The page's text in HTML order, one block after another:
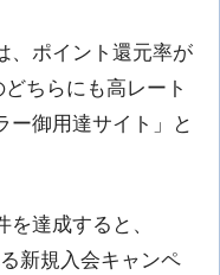
、ポイント還元率が
ちらにも高レート
ー御用達サイト」と
達成すると、
新規入会キャンペ